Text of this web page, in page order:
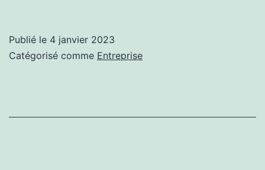
un
Publié le 4 janvier 2023
Catégorisé comme Entreprise